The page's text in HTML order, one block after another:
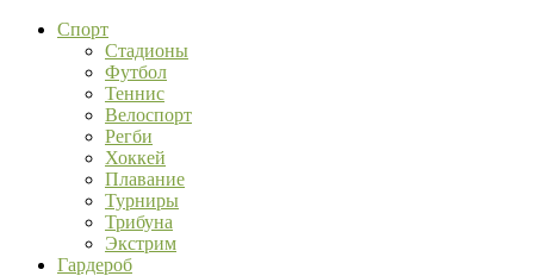
Спорт
Стадионы
Футбол
Теннис
Велоспорт
Регби
Хоккей
Плавание
Турниры
Трибуна
Экстрим
Гардероб